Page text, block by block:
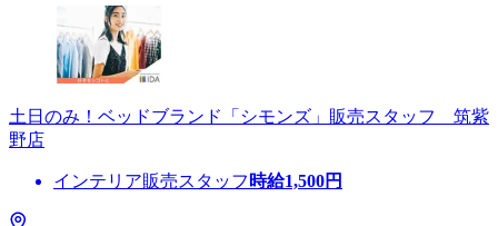
土日のみ！ベッドブランド「シモンズ」販売スタッフ 筑紫
野店
インテリア販売スタッフ 時給1,500円